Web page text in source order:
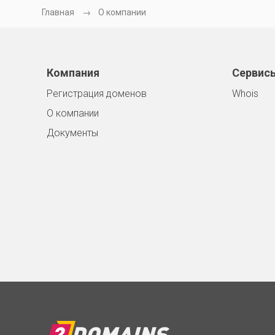
Главная О компании
Компания
Регистрация доменов
О компании
Документы
Whois